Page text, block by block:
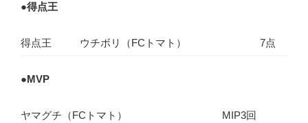
●得点王
得点王 ウチボリ（FCトマト） 7点
●MVP
ヤマグチ（FCトマト） MIP3回